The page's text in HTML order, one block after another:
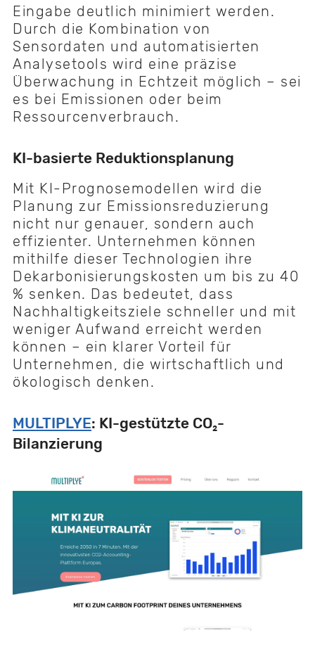
Eingabe deutlich minimiert werden.
Durch die Kombination von
Sensordaten und automatisierten
Analysetools wird eine präzise
Überwachung in Echtzeit möglich – sei
es bei Emissionen oder beim
Ressourcenverbrauch.
KI-basierte Reduktionsplanung
Mit KI-Prognosemodellen wird die
Planung zur Emissionsreduzierung
nicht nur genauer, sondern auch
effizienter. Unternehmen können
mithilfe dieser Technologien ihre
Dekarbonisierungskosten um bis zu 40
% senken. Das bedeutet, dass
Nachhaltigkeitsziele schneller und mit
weniger Aufwand erreicht werden
können – ein klarer Vorteil für
Unternehmen, die wirtschaftlich und
ökologisch denken.
MULTIPLYE: KI-gestützte CO₂-
Bilanzierung